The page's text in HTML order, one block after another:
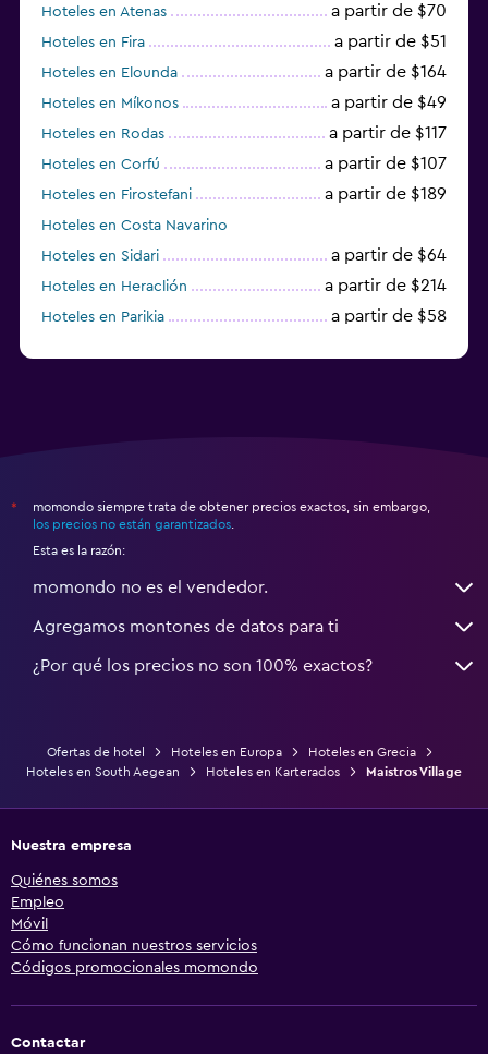
Hoteles en Atenas a partir de $70
Hoteles en Fira a partir de $51
Hoteles en Elounda a partir de $164
Hoteles en Míkonos a partir de $49
Hoteles en Rodas a partir de $117
Hoteles en Corfú a partir de $107
Hoteles en Firostefani a partir de $189
Hoteles en Costa Navarino
Hoteles en Sidari
a partir de $64
Hoteles en Heraclión a partir de $214
Hoteles en Parikia a partir de $58
*
momondo siempre trata de obtener precios exactos, sin embargo,
los precios no están garantizados
Esta es la razón:
momondo no es el vendedor.
Agregamos montones de datos para ti
¿Por qué los precios no son 100% exactos?
Ofertas de hotel Hoteles en Europa
Hoteles en Grecia
Hoteles en South Aegean
Hoteles en Karterados Maistros Village
Nuestra empresa
Quiénes somos
Empleo
Móvil
Cómo funcionan nuestros servicios
Códigos promocionales momondo
Contactar